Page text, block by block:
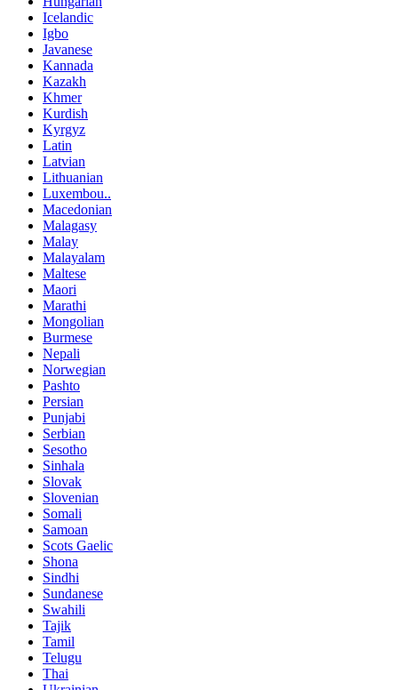
Icelandic
Igbo
Javanese
Kannada
Kazakh
Khmer
Kurdish
Kyrgyz
Latin
Latvian
Lithuanian
Luxembou..
Macedonian
Malagasy
Malay
Malayalam
Maltese
Maori
Marathi
Mongolian
Burmese
Nepali
Norwegian
Pashto
Persian
Punjabi
Serbian
Sesotho
Sinhala
Slovak
Slovenian
Somali
Samoan
Scots Gaelic
Shona
Sindhi
Sundanese
Swahili
Tajik
Tamil
Telugu
Thai